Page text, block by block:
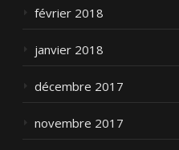
février 2018
janvier 2018
décembre 2017
novembre 2017